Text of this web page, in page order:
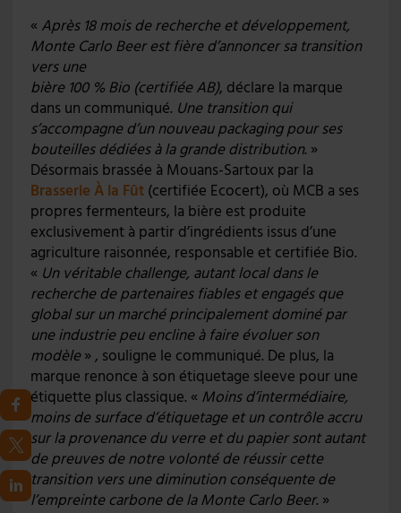
« Après 18 mois de recherche et développement,
Monte Carlo Beer est fière d’annoncer sa transition
vers une
bière 100 % Bio (certifiée AB), déclare la marque
dans un communiqué. Une transition qui
s’accompagne d’un nouveau packaging pour ses
bouteilles dédiées à la grande distribution. »
Désormais brassée à Mouans-Sartoux par la
Brasserie À la Fût(certifiée Ecocert), où MCB a ses
propres fermenteurs, la bière est produite
exclusivement à partir d’ingrédients issus d’une
agriculture raisonnée, responsable et certifiée Bio.
« Un véritable challenge, autant local dans le
recherche de partenaires fiables et engagés que
global sur un marché principalement dominé par
une industrie peu encline à faire évoluer son
modèle» , souligne le communiqué. De plus, la
marque renonce à son étiquetage sleeve pour une
étiquette plus classique. « Moins d’intermédiaire,
moins de surface d’étiquetage et un contrôle accru
sur la provenance du verre et du papier sont autant
de preuves de notre volonté de réussir cette
transition vers une diminution conséquente de
l’empreinte carbone de la Monte Carlo Beer. »